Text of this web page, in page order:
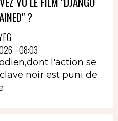
?
- 08:03
l'action se
noir est puni de